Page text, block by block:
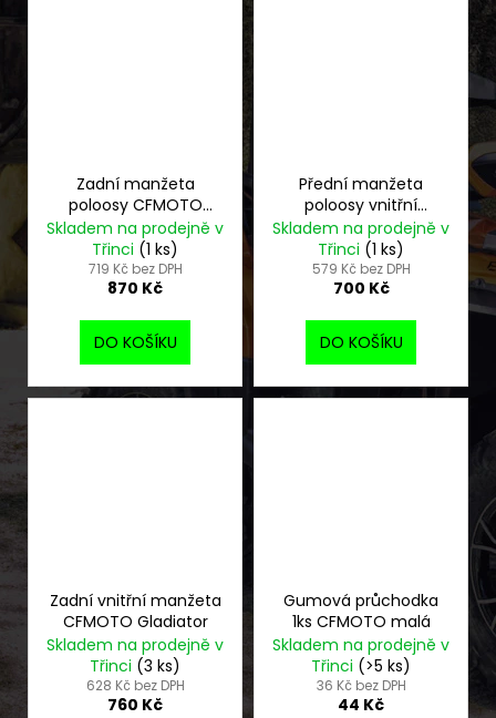
Zadní manžeta
poloosy CFMOTO
Gladiator vnější
Skladem na prodejně v
Třinci (1 ks)
719 Kč bez DPH
870 Kč
DO KOŠÍKU
Přední manžeta
poloosy vnitřní
CFMOTO Gladiator
Skladem na prodejně v
Třinci (1 ks)
579 Kč bez DPH
700 Kč
DO KOŠÍKU
Zadní vnitřní manžeta
CFMOTO Gladiator
Skladem na prodejně v
Třinci (3 ks)
628 Kč bez DPH
760 Kč
Gumová průchodka
1ks CFMOTO malá
Skladem na prodejně v
Třinci (>5 ks)
36 Kč bez DPH
44 Kč